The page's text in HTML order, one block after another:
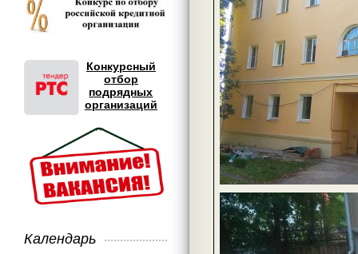
Конкурсный
отбор
подрядных
организаций
Календарь